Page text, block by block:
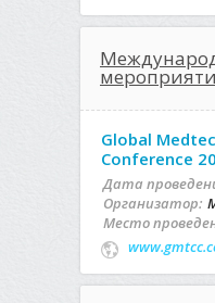
Global
Conference
Дата
Организатор:
Место